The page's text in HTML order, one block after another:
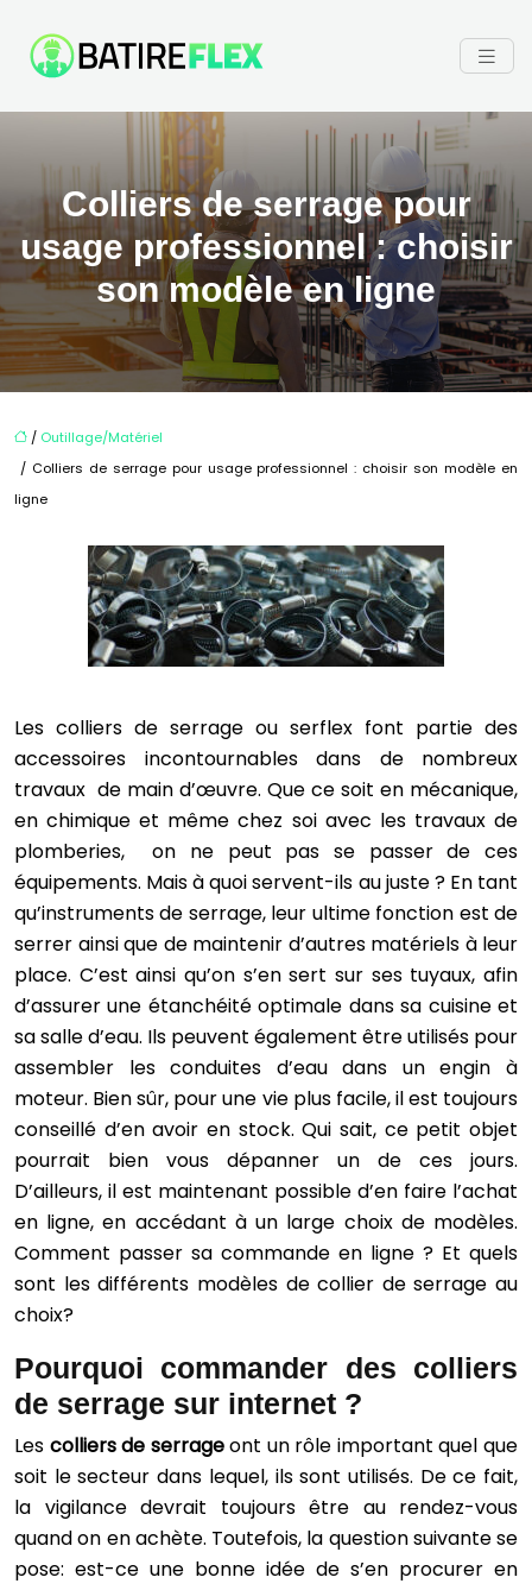
Colliers de serrage pour
usage professionnel : choisir
son modèle en ligne
/ Outillage/Matériel
/ Colliers de serrage pour usage professionnel : choisir son modèle en
ligne
Les colliers de serrage ou serflex font partie des
accessoires incontournables dans de nombreux
travaux de main d’œuvre. Que ce soit en mécanique,
en chimique et même chez soi avec les travaux de
plomberies, on ne peut pas se passer de ces
équipements. Mais à quoi servent-ils au juste ? En tant
qu’instruments de serrage, leur ultime fonction est de
serrer ainsi que de maintenir d’autres matériels à leur
place. C’est ainsi qu’on s’en sert sur ses tuyaux, afin
d’assurer une étanchéité optimale dans sa cuisine et
sa salle d’eau. Ils peuvent également être utilisés pour
assembler les conduites d’eau dans un engin à
moteur. Bien sûr, pour une vie plus facile, il est toujours
conseillé d’en avoir en stock. Qui sait, ce petit objet
pourrait bien vous dépanner un de ces jours.
D’ailleurs, il est maintenant possible d’en faire l’achat
en ligne, en accédant à un large choix de modèles.
Comment passer sa commande en ligne ? Et quels
sont les différents modèles de collier de serrage au
choix?
Pourquoi commander des colliers
de serrage sur internet ?
Les colliers de serrageont un rôle important quel que
soit le secteur dans lequel, ils sont utilisés. De ce fait,
la vigilance devrait toujours être au rendez-vous
quand on en achète. Toutefois, la question suivante se
pose: est-ce une bonne idée de s’en procurer en